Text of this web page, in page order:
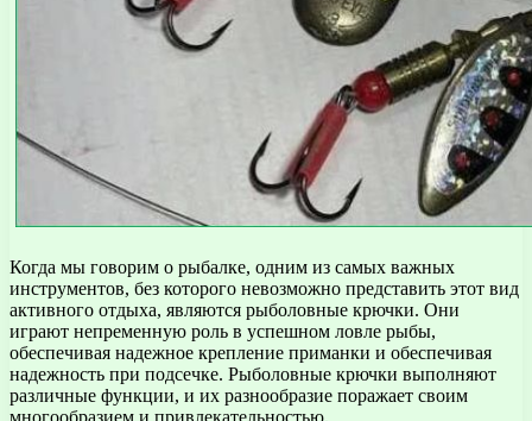
Когда мы говорим о рыбалке, одним из самых важных
инструментов, без которого невозможно представить этот вид
активного отдыха, являются рыболовные крючки. Они
играют непременную роль в успешном ловле рыбы,
обеспечивая надежное крепление приманки и обеспечивая
надежность при подсечке. Рыболовные крючки выполняют
различные функции, и их разнообразие поражает своим
многообразием и привлекательностью.